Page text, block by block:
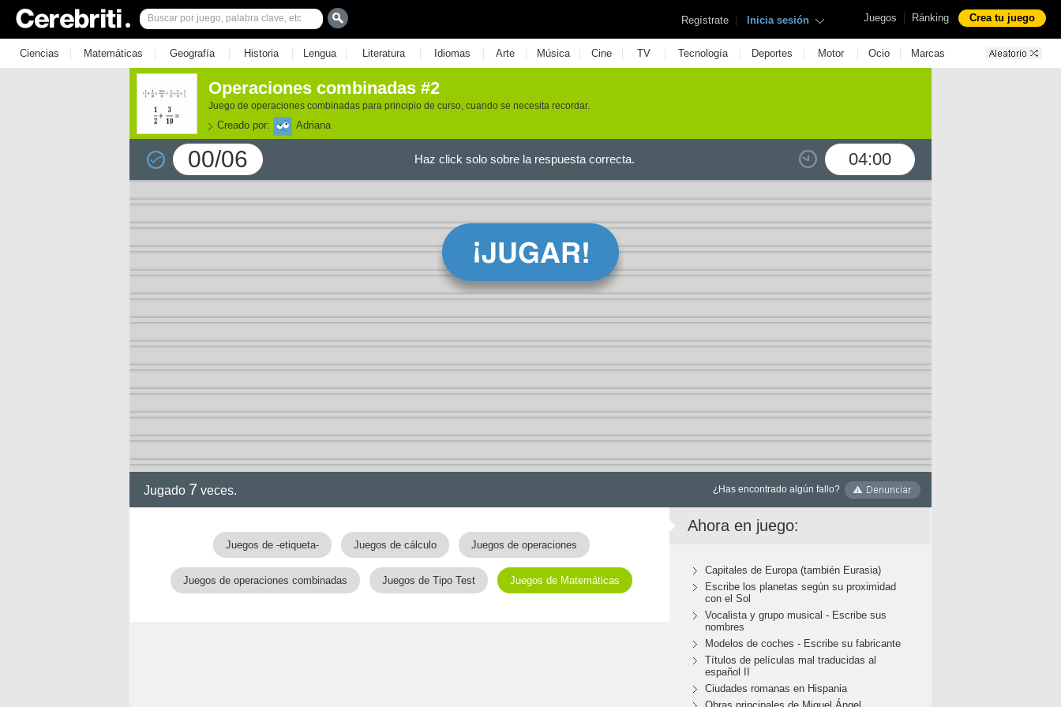
Juegos | Ránking Crea tu juego
Regístrate | Inicia sesión
Ciencias | Matemáticas | Geografía | Historia | Lengua | Literatura | Idiomas | Arte | Música | Cine | TV | Tecnología | Deportes | Motor | Ocio | Marcas
Operaciones combinadas #2
Juego de operaciones combinadas para principio de curso, cuando se necesita recordar.
Creado por: Adriana
00/06 04:00
Haz click solo sobre la respuesta correcta.
Jugado 7 veces. ¿Has encontrado algún fallo?
Juegos de -etiqueta- Juegos de cálculo Juegos de operaciones
Juegos de operaciones combinadas Juegos de Tipo Test Juegos de Matemáticas
Ahora en juego:
Capitales de Europa (también Eurasia)
Escribe los planetas según su proximidad
con el Sol
Vocalista y grupo musical - Escribe sus
nombres
Modelos de coches - Escribe su fabricante
Títulos de películas mal traducidas al
español II
Ciudades romanas en Hispania